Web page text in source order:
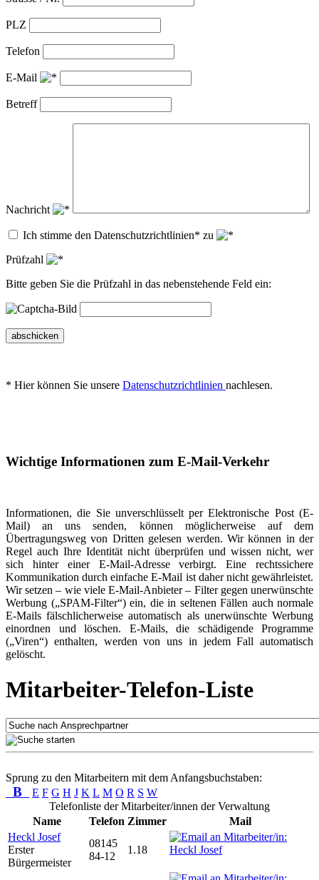
PLZ
Telefon
E-Mail
Betreff
Nachricht
Ich stimme den Datenschutzrichtlinien* zu
Prüfzahl
Bitte geben Sie die Prüfzahl in das nebenstehende Feld ein:
abschicken
* Hier können Sie unsere Datenschutzrichtlinien nachlesen.
Wichtige Informationen zum E-Mail-Verkehr
Informationen, die Sie unverschlüsselt per Elektronische Post (E-
Mail) an uns senden, können möglicherweise auf dem
Übertragungsweg von Dritten gelesen werden. Wir können in der
Regel auch Ihre Identität nicht überprüfen und wissen nicht, wer
sich hinter einer E-Mail-Adresse verbirgt. Eine rechtssichere
Kommunikation durch einfache E-Mail ist daher nicht gewährleistet.
Wir setzen – wie viele E-Mail-Anbieter – Filter gegen unerwünschte
Werbung („SPAM-Filter“) ein, die in seltenen Fällen auch normale
E-Mails fälschlicherweise automatisch als unerwünschte Werbung
einordnen und löschen. E-Mails, die schädigende Programme
(„Viren“) enthalten, werden von uns in jedem Fall automatisch
gelöscht.
Mitarbeiter-Telefon-Liste
Sprung zu den Mitarbeitern mit dem Anfangsbuchstaben:
B E F G H J K L M O R S W
Telefonliste der Mitarbeiter/innen der Verwaltung
Name
Telefon Zimmer
Mail
Heckl Josef
Erster
Bürgermeister
08145
84-12
1.18